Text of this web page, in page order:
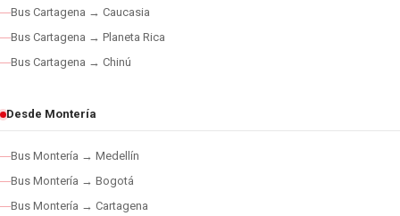
Bus Cartagena → Caucasia
Bus Cartagena → Planeta Rica
Bus Cartagena → Chinú
Desde Montería
Bus Montería → Medellín
Bus Montería → Bogotá
Bus Montería → Cartagena